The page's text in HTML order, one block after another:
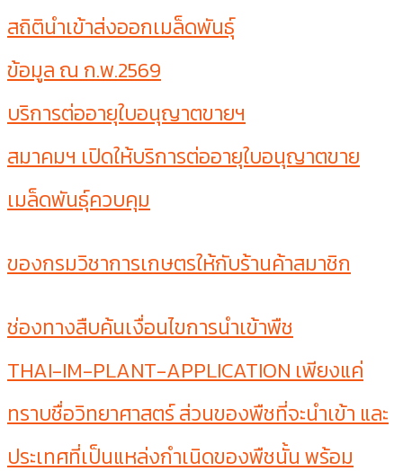
สถิตินำเข้าส่งออกเมล็ดพันธุ์
ข้อมูล ณ ก.พ.2569
บริการต่ออายุใบอนุญาตขายฯ
สมาคมฯ เปิดให้บริการต่ออายุใบอนุญาตขาย
เมล็ดพันธุ์ควบคุม
ของกรมวิชาการเกษตรให้กับร้านค้าสมาชิก
ช่องทางสืบค้นเงื่อนไขการนำเข้าพืช
THAI-IM-PLANT-APPLICATION เพียงแค่
ทราบชื่อวิทยาศาสตร์ ส่วนของพืชที่จะนำเข้า และ
ประเทศที่เป็นแหล่งกำเนิดของพืชนั้น พร้อม